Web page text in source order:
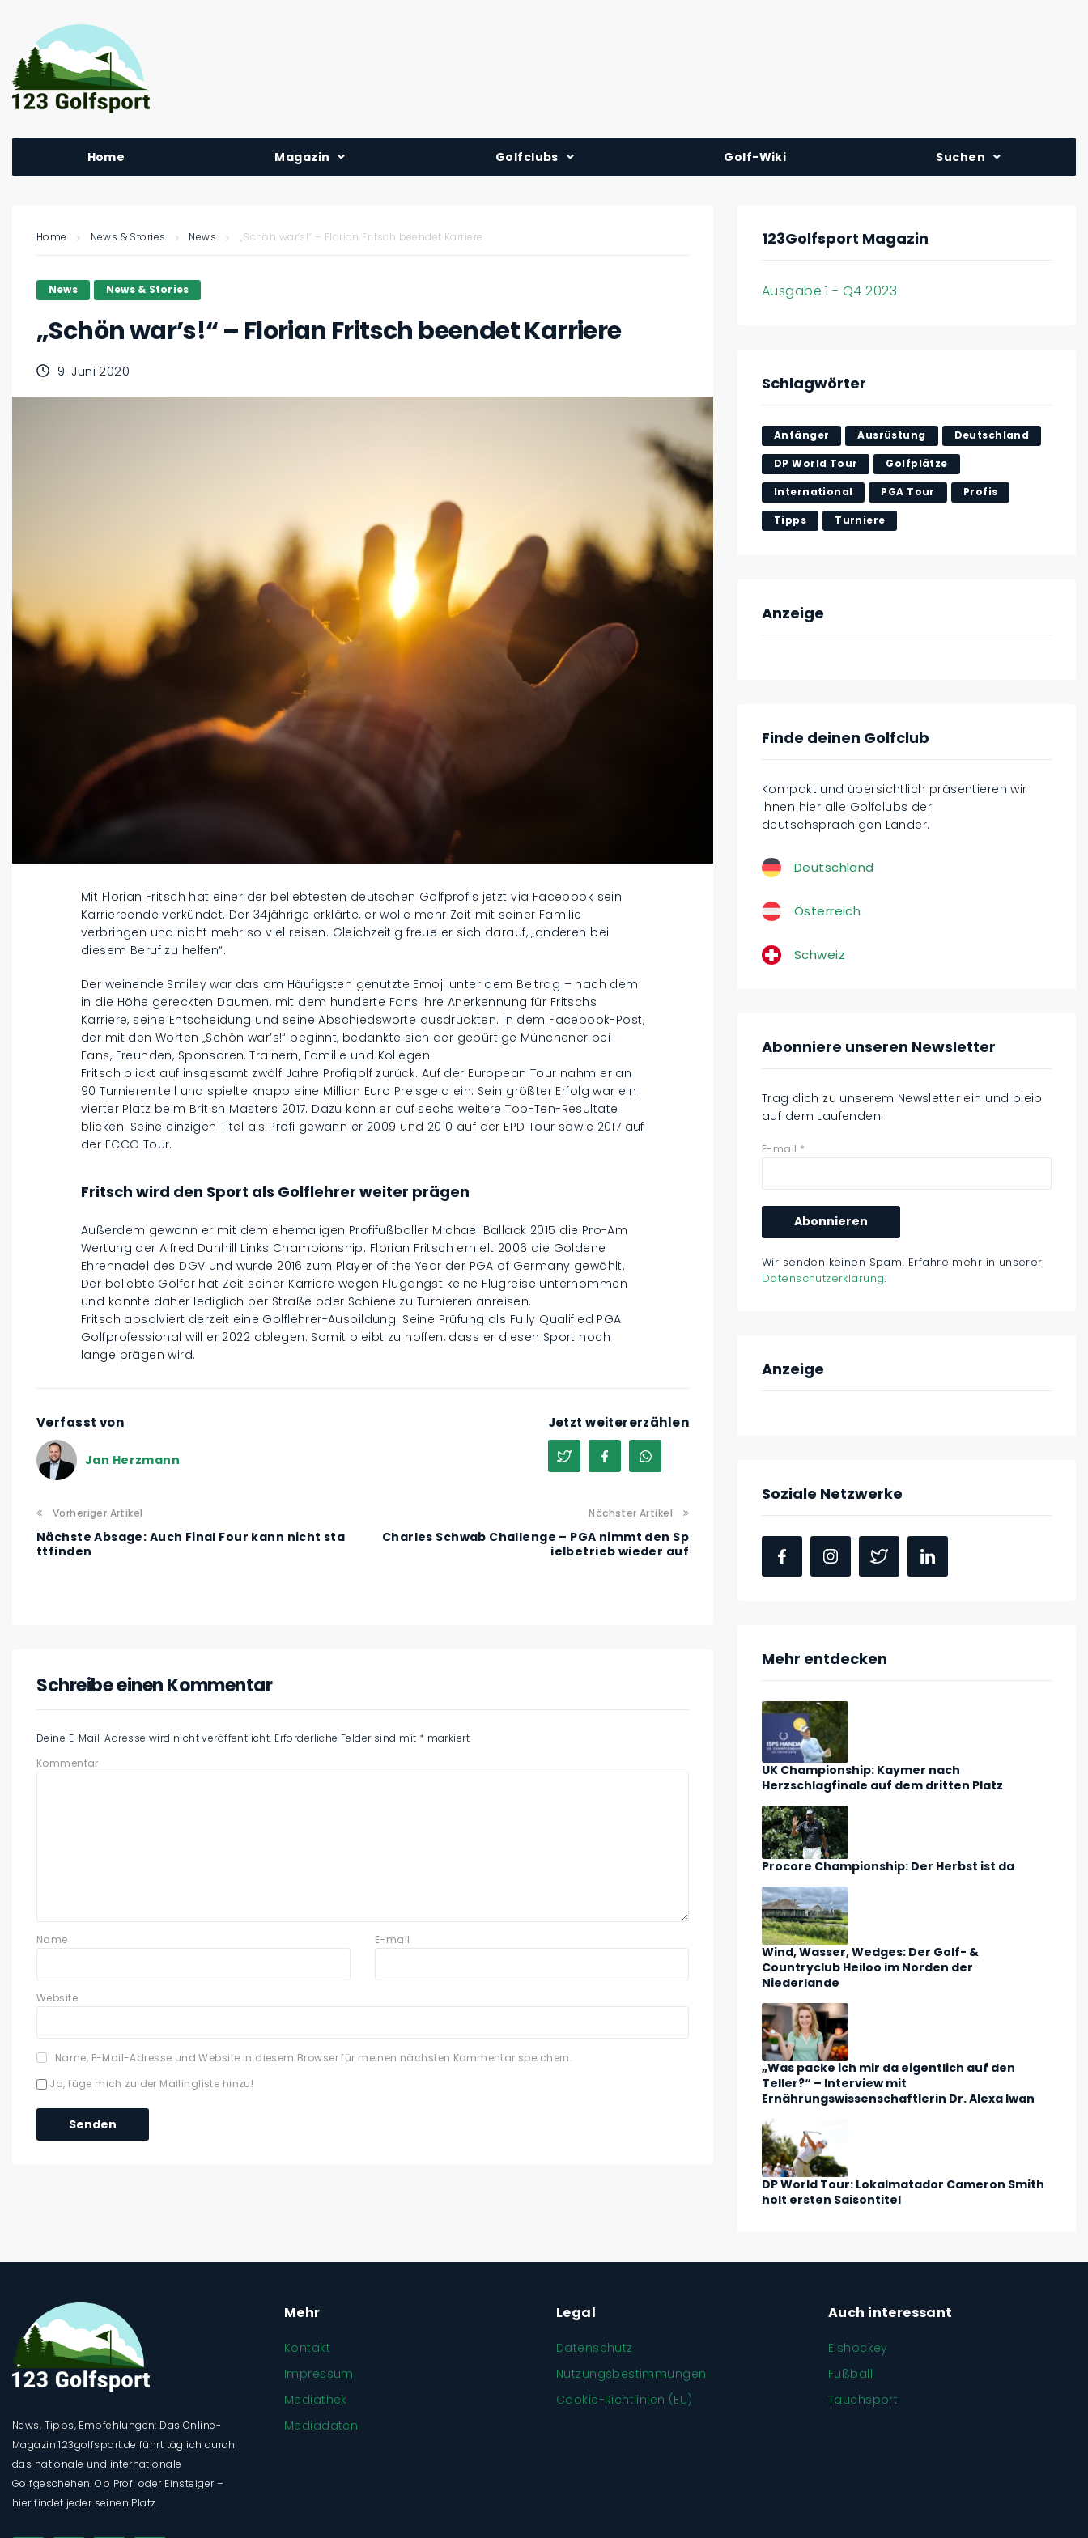
Home Magazin
Golfclubs
Golf-Wiki Suchen
Home News & Stories News „Schön war’s!“ – Florian Fritsch beendet Karriere
News News & Stories
„Schön war’s!“ – Florian Fritsch beendet Karriere
9. Juni 2020
Mit Florian Fritsch hat einer der beliebtesten deutschen Golfprofis jetzt via Facebook sein
Karriereende verkündet. Der 34jährige erklärte, er wolle mehr Zeit mit seiner Familie
verbringen und nicht mehr so viel reisen. Gleichzeitig freue er sich darauf, „anderen bei
diesem Beruf zu helfen“.
Der weinende Smiley war das am Häufigsten genutzte Emoji unter dem Beitrag – nach dem
in die Höhe gereckten Daumen, mit dem hunderte Fans ihre Anerkennung für Fritschs
Karriere, seine Entscheidung und seine Abschiedsworte ausdrückten. In dem Facebook-Post,
der mit den Worten „Schön war’s!“ beginnt, bedankte sich der gebürtige Münchener bei
Fans, Freunden, Sponsoren, Trainern, Familie und Kollegen.
Fritsch blickt auf insgesamt zwölf Jahre Profigolf zurück. Auf der European Tour nahm er an
90 Turnieren teil und spielte knapp eine Million Euro Preisgeld ein. Sein größter Erfolg war ein
vierter Platz beim British Masters 2017. Dazu kann er auf sechs weitere Top-Ten-Resultate
blicken. Seine einzigen Titel als Profi gewann er 2009 und 2010 auf der EPD Tour sowie 2017 auf
der ECCO Tour.
Fritsch wird den Sport als Golflehrer weiter prägen
Außerdem gewann er mit dem ehemaligen Profifußballer Michael Ballack 2015 die Pro-Am
Wertung der Alfred Dunhill Links Championship. Florian Fritsch erhielt 2006 die Goldene
Ehrennadel des DGV und wurde 2016 zum Player of the Year der PGA of Germany gewählt.
Der beliebte Golfer hat Zeit seiner Karriere wegen Flugangst keine Flugreise unternommen
und konnte daher lediglich per Straße oder Schiene zu Turnieren anreisen.
Fritsch absolviert derzeit eine Golflehrer-Ausbildung. Seine Prüfung als Fully Qualified PGA
Golfprofessional will er 2022 ablegen. Somit bleibt zu hoffen, dass er diesen Sport noch
lange prägen wird.
Verfasst von
Jan Herzmann
Jetzt weitererzählen
Vorheriger Artikel
Nächste Absage: Auch Final Four kann nicht sta
ttfinden
Nächster Artikel
Charles Schwab Challenge – PGA nimmt den Sp
ielbetrieb wieder auf
Schreibe einen Kommentar
Deine E-Mail-Adresse wird nicht veröffentlicht. Erforderliche Felder sind mit * markiert
Kommentar
Name E-mail
Website
Name, E-Mail-Adresse und Website in diesem Browser für meinen nächsten Kommentar speichern.
Ja, füge mich zu der Mailingliste hinzu!
123Golfsport Magazin
Ausgabe 1 - Q4 2023
Schlagwörter
Anfänger Ausrüstung Deutschland
DP World Tour Golfplätze
International PGA Tour Profis
Tipps Turniere
Anzeige
Finde deinen Golfclub
Kompakt und übersichtlich präsentieren wir
Ihnen hier alle Golfclubs der
deutschsprachigen Länder.
Deutschland
Österreich
Schweiz
Abonniere unseren Newsletter
Trag dich zu unserem Newsletter ein und bleib
auf dem Laufenden!
E-mail *
Wir senden keinen Spam! Erfahre mehr in unserer
Datenschutzerklärung.
Anzeige
Soziale Netzwerke
Mehr entdecken
UK Championship: Kaymer nach
Herzschlagfinale auf dem dritten Platz
Procore Championship: Der Herbst ist da
Wind, Wasser, Wedges: Der Golf- &
Countryclub Heiloo im Norden der
Niederlande
„Was packe ich mir da eigentlich auf den
Teller?“ – Interview mit
Ernährungswissenschaftlerin Dr. Alexa Iwan
DP World Tour: Lokalmatador Cameron Smith
holt ersten Saisontitel
News, Tipps, Empfehlungen: Das Online-
Magazin 123golfsport.de führt täglich durch
das nationale und internationale
Golfgeschehen. Ob Profi oder Einsteiger –
hier findet jeder seinen Platz.
Mehr
Kontakt
Impressum
Mediathek
Mediadaten
Legal
Datenschutz
Nutzungsbestimmungen
Cookie-Richtlinien (EU)
Auch interessant
Eishockey
Fußball
Tauchsport